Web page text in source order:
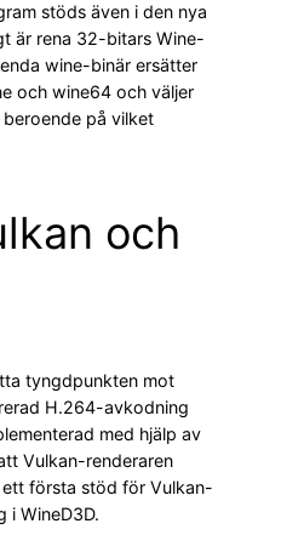
stöds även i den nya
är rena 32-bitars Wine-
wine-binär ersätter
och wine64 och väljer
på vilket
och
tyngdpunkten mot
H.264-avkodning
med hjälp av
Vulkan-renderaren
första stöd för Vulkan-
i WineD3D.